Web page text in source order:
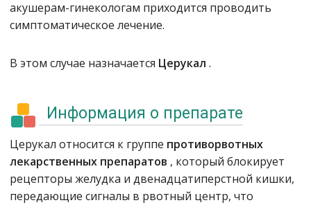
акушерам-гинекологам приходится проводить
симптоматическое лечение.
В этом случае назначается Церукал .
Информация о препарате
Церукал относится к группе противорвотных
лекарственных препаратов , который блокирует
рецепторы желудка и двенадцатиперстной кишки,
передающие сигналы в рвотный центр, что